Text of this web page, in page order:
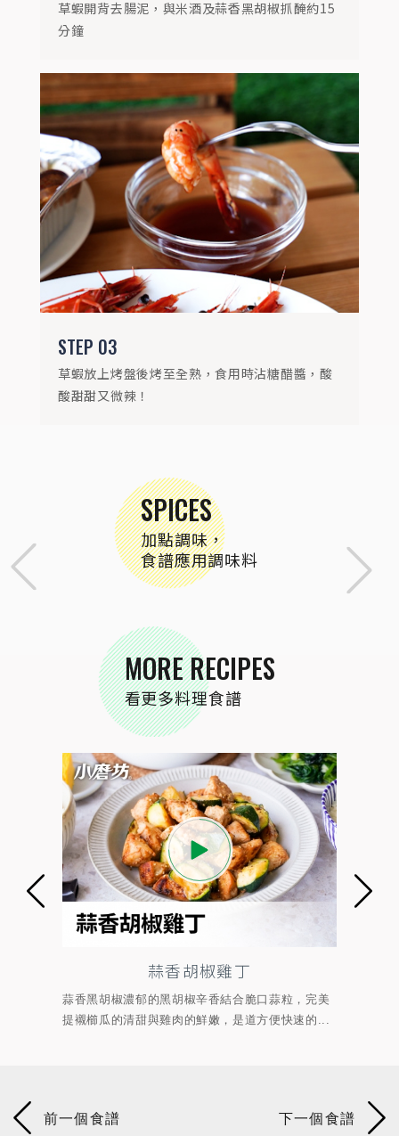
草蝦開背去腸泥，與米酒及蒜香黑胡椒抓醃約15
分鐘
STEP 03
草蝦放上烤盤後烤至全熟，食用時沾糖醋醬，酸
酸甜甜又微辣！
SPICES
加點調味，
食譜應用調味料
MORE RECIPES
看更多料理食譜
蒜香胡椒雞丁
蒜香黑胡椒濃郁的黑胡椒辛香結合脆口蒜粒，完美
提襯櫛瓜的清甜與雞肉的鮮嫩，是道方便快速的...